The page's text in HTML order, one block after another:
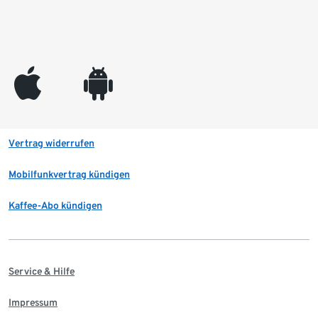
appleinc android
Vertrag widerrufen
Mobilfunkvertrag kündigen
Kaffee-Abo kündigen
Service & Hilfe
Impressum